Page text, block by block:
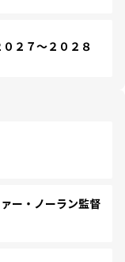
２７～２０２８
ー・ノーラン監督